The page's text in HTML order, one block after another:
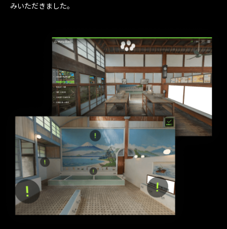
みいただきました。